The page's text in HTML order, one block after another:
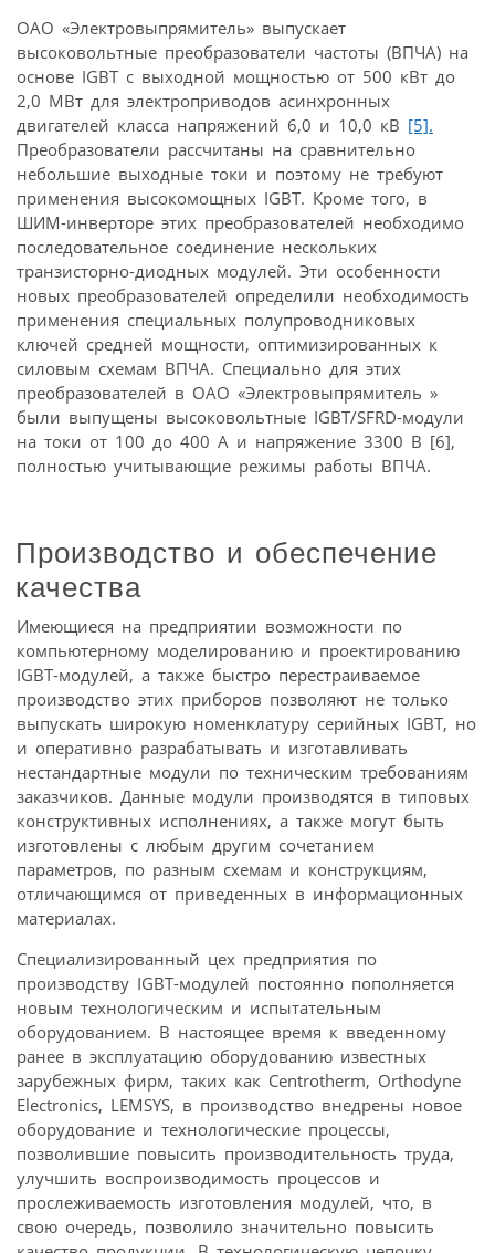
ОАО «Электровыпрямитель» выпускает
высоковольтные преобразователи частоты (ВПЧА) на
основе IGBT с выходной мощностью от 500 кВт до
2,0 МВт для электроприводов асинхронных
двигателей класса напряжений 6,0 и 10,0 кВ [5].
Преобразователи рассчитаны на сравнительно
небольшие выходные токи и поэтому не требуют
применения высокомощных IGBT. Кроме того, в
ШИМ-инверторе этих преобразователей необходимо
последовательное соединение нескольких
транзисторно-диодных модулей. Эти особенности
новых преобразователей определили необходимость
применения специальных полупроводниковых
ключей средней мощности, оптимизированных к
силовым схемам ВПЧА. Специально для этих
преобразователей в ОАО «Электровыпрямитель »
были выпущены высоковольтные IGBT/SFRD-модули
на токи от 100 до 400 А и напряжение 3300 В [6],
полностью учитывающие режимы работы ВПЧА.
Производство и обеспечение
качества
Имеющиеся на предприятии возможности по
компьютерному моделированию и проектированию
IGBT-модулей, а также быстро перестраиваемое
производство этих приборов позволяют не только
выпускать широкую номенклатуру серийных IGBT, но
и оперативно разрабатывать и изготавливать
нестандартные модули по техническим требованиям
заказчиков. Данные модули производятся в типовых
конструктивных исполнениях, а также могут быть
изготовлены с любым другим сочетанием
параметров, по разным схемам и конструкциям,
отличающимся от приведенных в информационных
материалах.
Специализированный цех предприятия по
производству IGBT-модулей постоянно пополняется
новым технологическим и испытательным
оборудованием. В настоящее время к введенному
ранее в эксплуатацию оборудованию известных
зарубежных фирм, таких как Centrotherm, Orthodyne
Electronics, LEMSYS, в производство внедрены новое
оборудование и технологические процессы,
позволившие повысить производительность труда,
улучшить воспроизводимость процессов и
прослеживаемость изготовления модулей, что, в
свою очередь, позволило значительно повысить